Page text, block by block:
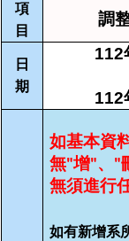
項
目
調
日
期
112
112
如基本資
無"增"、"
無須進行
如有新增系